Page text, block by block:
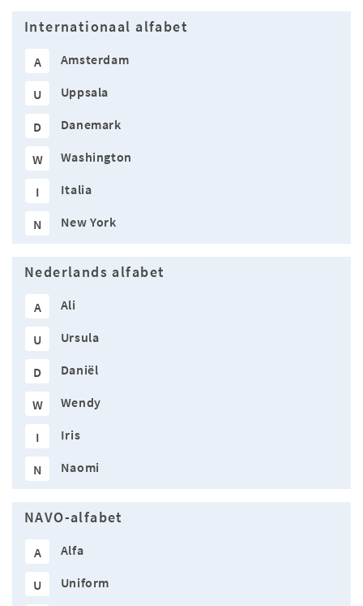
Internationaal alfabet
A Amsterdam
U Uppsala
D Danemark
W Washington
I Italia
N New York
Nederlands alfabet
A Ali
U Ursula
D Daniël
W Wendy
I Iris
N Naomi
NAVO-alfabet
A Alfa
U Uniform